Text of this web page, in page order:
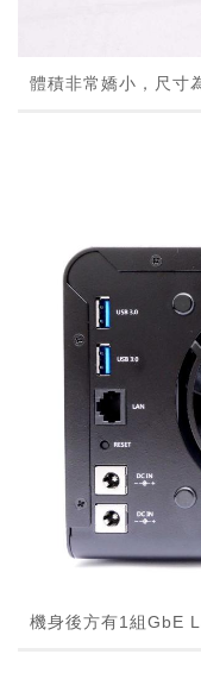
體積非常嬌小，尺
機身後方有1組GbE